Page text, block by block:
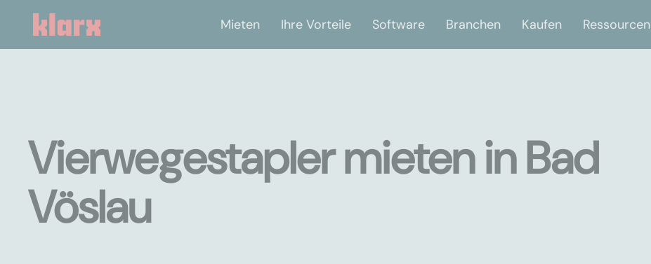
Mieten Ihre Vorteile Software Branchen Kaufen Ressourcen
Vierwegestapler mieten in Bad
Vöslau